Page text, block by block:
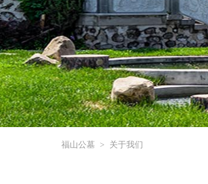
福山公墓 > 关于我们